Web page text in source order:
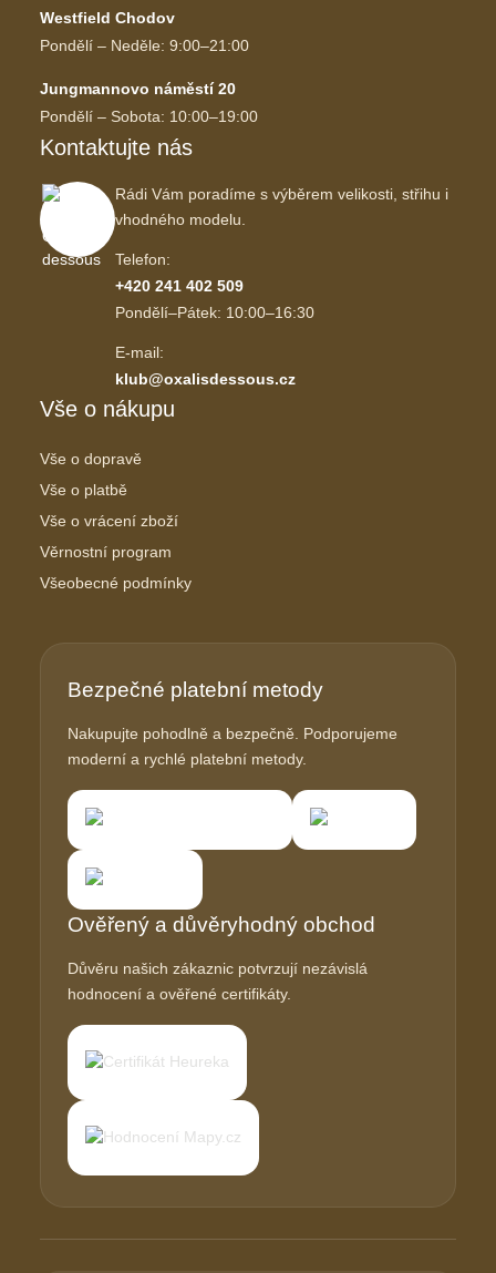
Westfield Chodov
Pondělí – Neděle: 9:00–21:00
Jungmannovo náměstí 20
Pondělí – Sobota: 10:00–19:00
Kontaktujte nás
Rádi Vám poradíme s výběrem velikosti, střihu i
vhodného modelu.
Telefon:
+420 241 402 509
Pondělí–Pátek: 10:00–16:30
E-mail:
klub@oxalisdessous.cz
Vše o nákupu
Vše o dopravě
Vše o platbě
Vše o vrácení zboží
Věrnostní program
Všeobecné podmínky
Bezpečné platební metody
Nakupujte pohodlně a bezpečně. Podporujeme
moderní a rychlé platební metody.
Ověřený a důvěryhodný obchod
Důvěru našich zákaznic potvrzují nezávislá
hodnocení a ověřené certifikáty.